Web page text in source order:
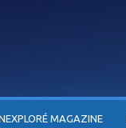
MAGAZINE